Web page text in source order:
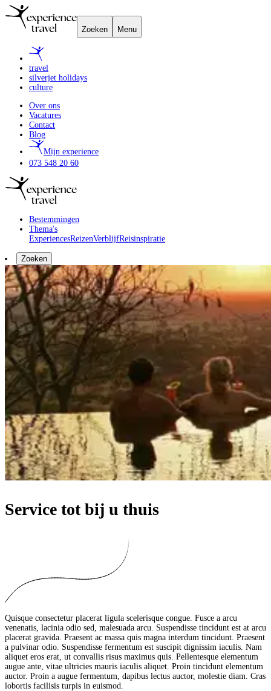
Zoeken Menu
travel
silverjet holidays
culture
Over ons
Vacatures
Contact
Blog
Mijn experience
073 548 20 60
Bestemmingen
Thema's
ExperiencesReizenVerblijfReisinspiratie
Zoeken
Service tot bij u thuis
Quisque consectetur placerat ligula scelerisque congue. Fusce a arcu
venenatis, lacinia odio sed, malesuada arcu. Suspendisse tincidunt est at arcu
placerat gravida. Praesent ac massa quis magna interdum tincidunt. Praesent
a pulvinar odio. Suspendisse fermentum est suscipit dignissim iaculis. Nam
aliquet eros erat, ut convallis risus maximus quis. Pellentesque elementum
augue ante, vitae ultricies mauris iaculis aliquet. Proin tincidunt elementum
auctor. Proin a augue fermentum, dapibus lectus auctor, molestie diam. Cras
lobortis facilisis turpis in euismod.